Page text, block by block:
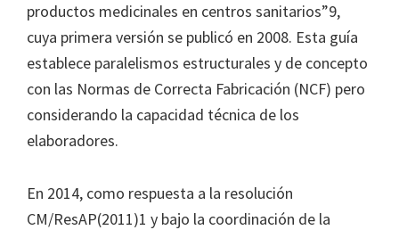
productos medicinales en centros sanitarios”9,
cuya primera versión se publicó en 2008. Esta guía
establece paralelismos estructurales y de concepto
con las Normas de Correcta Fabricación (NCF) pero
considerando la capacidad técnica de los
elaboradores.
En 2014, como respuesta a la resolución
CM/ResAP(2011)1 y bajo la coordinación de la